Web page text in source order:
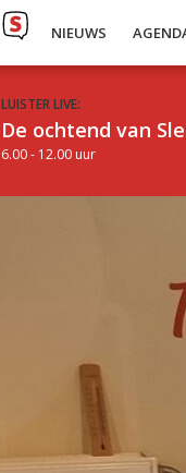
NIEUWS
LUISTER LIVE:
De ochtend van
6.00 - 12.00 uur